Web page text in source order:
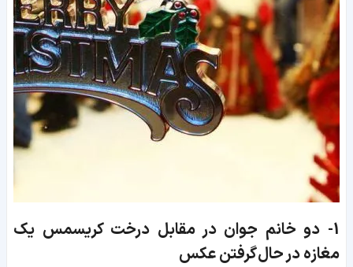
1- دو خانم جوان در مقابل درخت کریسمس یک
مغازه در حال گرفتن عکس